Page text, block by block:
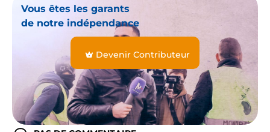
Vous êtes les garants
de notre indépendance
Devenir Contributeur